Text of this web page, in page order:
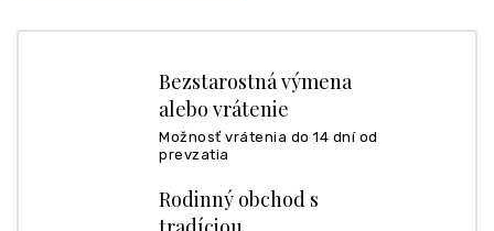
Bezstarostná výmena
alebo vrátenie
Možnosť vrátenia do 14 dní od
prevzatia
Rodinný obchod s